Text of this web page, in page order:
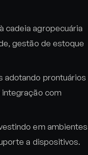
cadeia agropecuária
gestão de estoque
adotando prontuários
com
em ambientes
a dispositivos.